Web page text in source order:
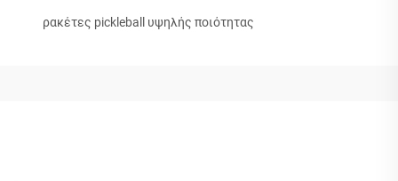
ρακέτες pickleball υψηλής ποιότητας